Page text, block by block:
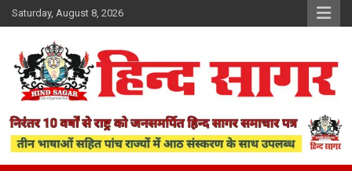
Skip
to
Saturday, August 8, 2026
Hind Sagar